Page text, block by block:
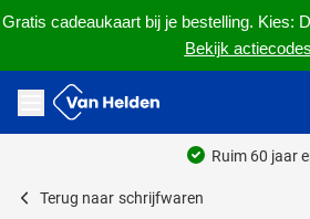
Gratis cadeaukaart bij je bestelling. Kies:
Bekijk actiecodes
Ga naar de inhoud
Menu openen
Ruim 60 jaar
Terug naar schrijfwaren